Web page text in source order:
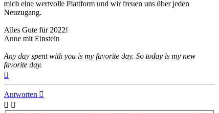
mich eine wertvolle Plattform und wir freuen uns über jeden
Neuzugang.
Alles Gute für 2022!
Anne mit Einstein
Any day spent with you is my favorite day. So today is my new
favorite day.
Antworten